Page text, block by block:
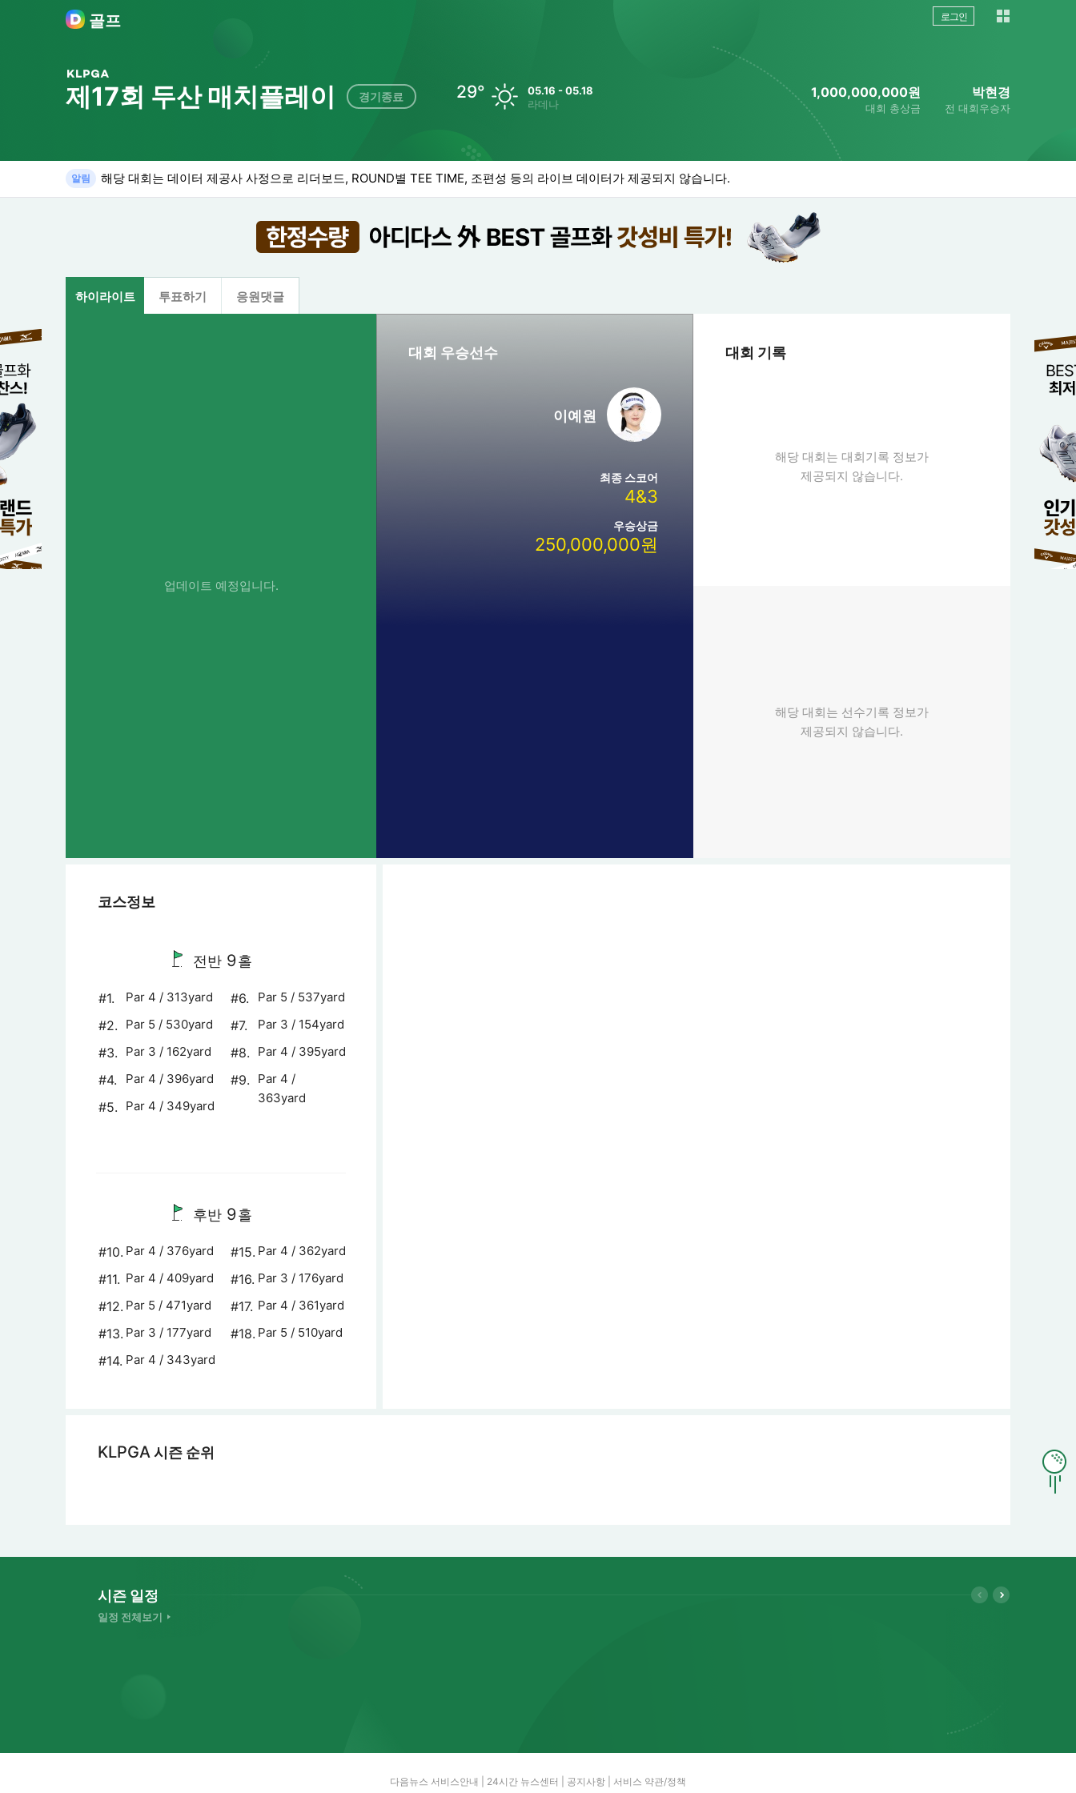
로그인
골프
제17회 두산 매치플레이 경기종료 29° 05.16 - 05.18
라데나 대회 총상금
1,000,000,000원
전 대회우승자
박현경
알림 해당 대회는 데이터 제공사 사정으로 리더보드, ROUND별 TEE TIME, 조편성 등의 라이브 데이터가 제공되지 않습니다.
하이라이트 투표하기 응원댓글
업데이트 예정입니다.
대회 우승선수
이예원
최종 스코어
4&3
우승상금
250,000,000원
대회 기록
해당 대회는 대회기록 정보가
제공되지 않습니다.
해당 대회는 선수기록 정보가
제공되지 않습니다.
코스정보
전반 9홀
#1. Par 4 / 313yard
#2. Par 5 / 530yard
#3. Par 3 / 162yard
#4. Par 4 / 396yard
#5. Par 4 / 349yard
#6. Par 5 / 537yard
#7. Par 3 / 154yard
#8. Par 4 / 395yard
#9.
Par 4 /
363yard
후반 9홀
#10. Par 4 / 376yard
#11. Par 4 / 409yard
#12. Par 5 / 471yard
#13. Par 3 / 177yard
#14. Par 4 / 343yard
#15. Par 4 / 362yard
#16. Par 3 / 176yard
#17. Par 4 / 361yard
#18. Par 5 / 510yard
KLPGA시즌 순위
시즌 일정
일정 전체보기
다음뉴스 서비스안내 24시간 뉴스센터 공지사항 서비스 약관/정책